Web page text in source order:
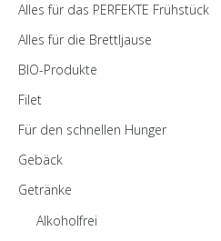
Alles für das PERFEKTE Frühstück
Alles für die Brettljause
BIO-Produkte
Filet
Für den schnellen Hunger
Gebäck
Getränke
Alkoholfrei